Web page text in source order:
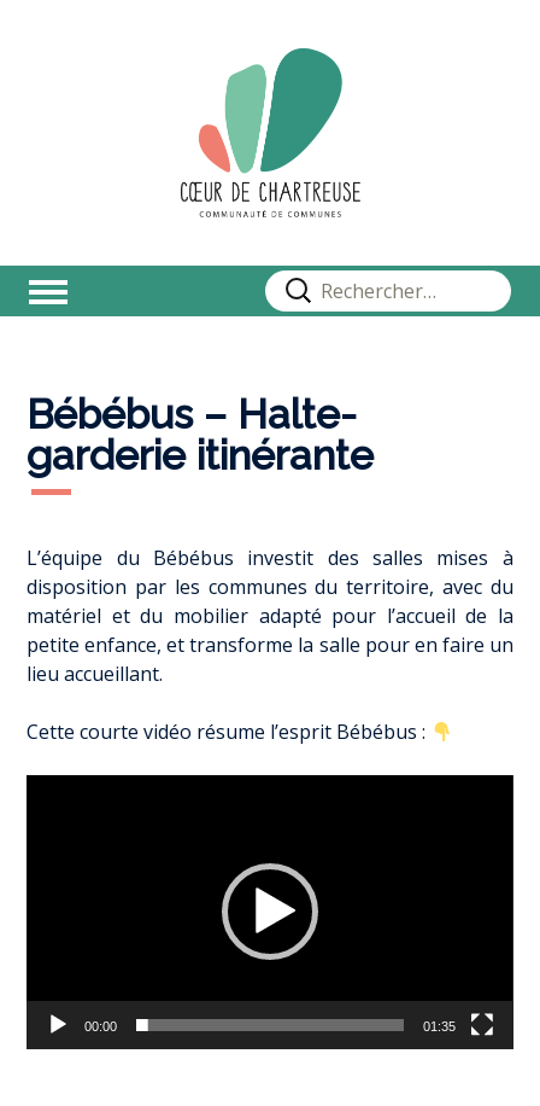
Rechercher :
Bébébus – Halte-
garderie itinérante
L’équipe du Bébébus investit des salles mises à
disposition par les communes du territoire, avec du
matériel et du mobilier adapté pour l’accueil de la
petite enfance, et transforme la salle pour en faire un
lieu accueillant.
Cette courte vidéo résume l’esprit Bébébus :
00:00 01:35